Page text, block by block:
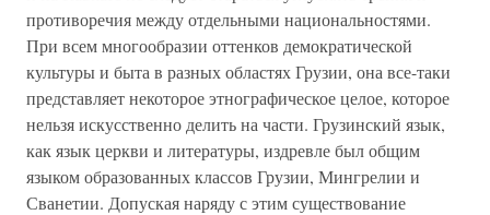
противоречия между отдельными национальностями.
При всем многообразии оттенков демократической
культуры и быта в разных областях Грузии, она все-таки
представляет некоторое этнографическое целое, которое
нельзя искусственно делить на части. Грузинский язык,
как язык церкви и литературы, издревле был общим
языком образованных классов Грузии, Мингрелии и
Сванетии. Допуская наряду с этим существование